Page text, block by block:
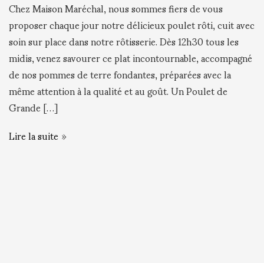
Chez Maison Maréchal, nous sommes fiers de vous
proposer chaque jour notre délicieux poulet rôti, cuit avec
soin sur place dans notre rôtisserie. Dès 12h30 tous les
midis, venez savourer ce plat incontournable, accompagné
de nos pommes de terre fondantes, préparées avec la
même attention à la qualité et au goût. Un Poulet de
Grande […]
Lire la suite